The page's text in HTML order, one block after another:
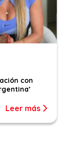
con
Leer más